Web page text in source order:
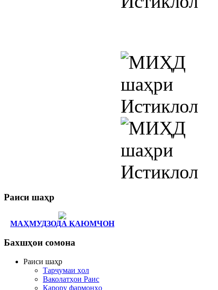
Раиси шаҳр
МАҲМУДЗОДА ҚАЮМҶОН
Бахшҳои сомона
Раиси шаҳр
Тарҷумаи ҳол
Ваколатҳои Раис
Қарору фармонҳо